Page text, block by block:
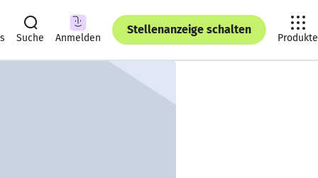
Suche Anmelden
Stellenanzeige schalten
Produkte